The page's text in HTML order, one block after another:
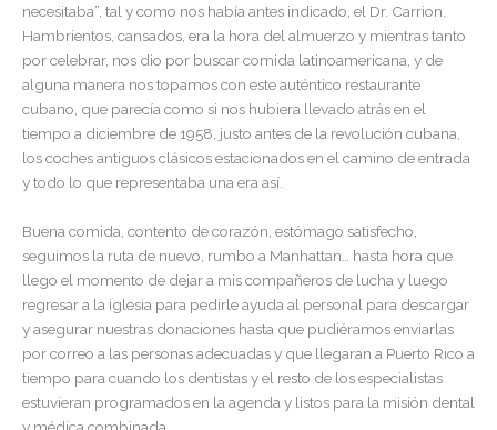
necesitaba”, tal y como nos había antes indicado, el Dr. Carrion.
Hambrientos, cansados, era la hora del almuerzo y mientras tanto
por celebrar, nos dio por buscar comida latinoamericana, y de
alguna manera nos topamos con este auténtico restaurante
cubano, que parecía como si nos hubiera llevado atrás en el
tiempo a diciembre de 1958, justo antes de la revolución cubana,
los coches antiguos clásicos estacionados en el camino de entrada
y todo lo que representaba una era así.
Buena comida, contento de corazón, estómago satisfecho,
seguimos la ruta de nuevo, rumbo a Manhattan… hasta hora que
llego el momento de dejar a mis compañeros de lucha y luego
regresar a la iglesia para pedirle ayuda al personal para descargar
y asegurar nuestras donaciones hasta que pudiéramos enviarlas
por correo a las personas adecuadas y que llegaran a Puerto Rico a
tiempo para cuando los dentistas y el resto de los especialistas
estuvieran programados en la agenda y listos para la misión dental
y médica combinada.